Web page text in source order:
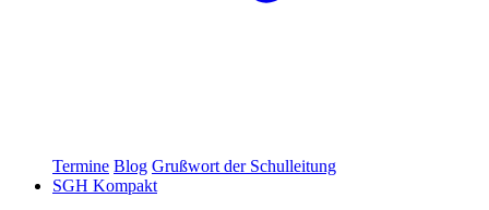
Termine Blog Grußwort der Schulleitung
SGH Kompakt